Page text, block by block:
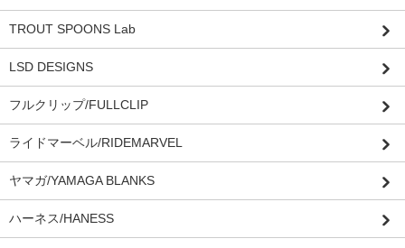
TROUT SPOONS Lab
LSD DESIGNS
フルクリップ/FULLCLIP
ライドマーベル/RIDEMARVEL
ヤマガ/YAMAGA BLANKS
ハーネス/HANESS